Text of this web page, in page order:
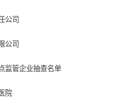
公司
公司
监管企业抽查名单
院